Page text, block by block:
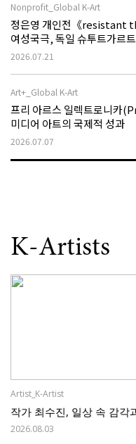
Nonprofit_Global K-Art
정은영 개인전《resistant
여성국극, 독일 슈투트가르
2026.07.21
Art+_Global K-Art
프리 아르스 일렉트로니카
미디어 아트의 국제적 성과
2026.07.07
K-Artists
Artist_K-Artist
작가 최수진, 일상 속 감각
2026.08.03